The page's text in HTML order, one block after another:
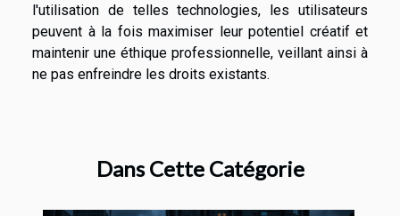
l'utilisation de telles technologies, les utilisateurs
peuvent à la fois maximiser leur potentiel créatif et
maintenir une éthique professionnelle, veillant ainsi à
ne pas enfreindre les droits existants.
Dans Cette Catégorie